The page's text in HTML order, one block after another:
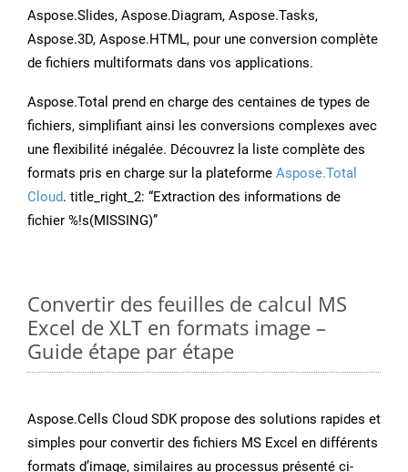
Aspose.Slides, Aspose.Diagram, Aspose.Tasks,
Aspose.3D, Aspose.HTML, pour une conversion complète
de fichiers multiformats dans vos applications.
Aspose.Total prend en charge des centaines de types de
fichiers, simplifiant ainsi les conversions complexes avec
une flexibilité inégalée. Découvrez la liste complète des
formats pris en charge sur la plateforme Aspose.Total
Cloud. title_right_2: “Extraction des informations de
fichier %!s(MISSING)”
Convertir des feuilles de calcul MS
Excel de XLT en formats image –
Guide étape par étape
Aspose.Cells Cloud SDK propose des solutions rapides et
simples pour convertir des fichiers MS Excel en différents
formats d’image, similaires au processus présenté ci-